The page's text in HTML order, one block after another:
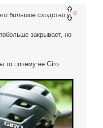
0
большое сходство с
закрывает, но
то почему не Giro